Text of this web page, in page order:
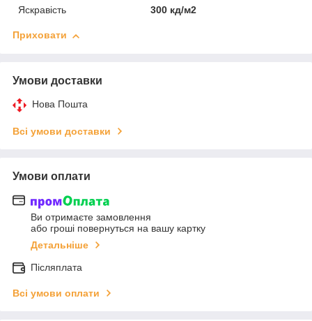
Яскравість
300 кд/м2
Приховати
Умови доставки
Нова Пошта
Всі умови доставки
Умови оплати
Ви отримаєте замовлення
або гроші повернуться на вашу картку
Детальніше
Післяплата
Всі умови оплати